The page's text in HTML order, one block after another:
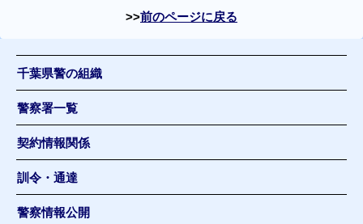
前のページに戻る
千葉県警の組織
警察署一覧
契約情報関係
訓令・通達
警察情報公開